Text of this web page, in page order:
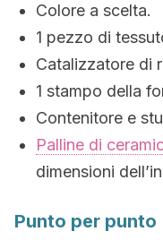
Colore a scelta.
1 pezzo di
Catalizzatore di
1 stampo della
Contenitore e
Palline di
dimensioni
Punto per punto